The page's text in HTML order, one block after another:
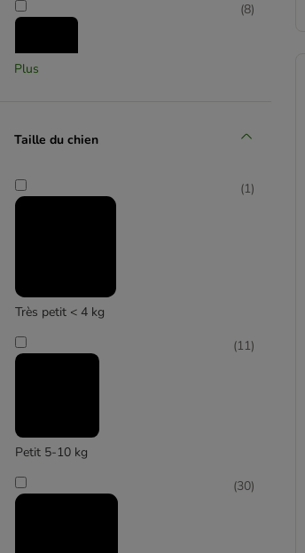
(8)
KONG
Modern Living
Plus
Taille du chien
Très petit < 4 kg
(1)
Petit 5-10 kg
(11)
(30)